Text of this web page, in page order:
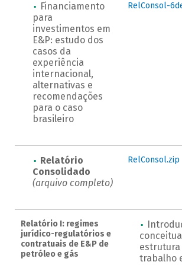
Financiamento
para
investimentos em
E&P: estudo dos
casos da
experiência
internacional,
alternativas e
recomendações
para o caso
brasileiro
RelConsol-
Relatório
Consolidado
(arquivo completo)
RelConsol.zip
Relatório I: regimes
jurídico-regulatórios e
contratuais de E&P de
petróleo e gás
estrutura
trabalho